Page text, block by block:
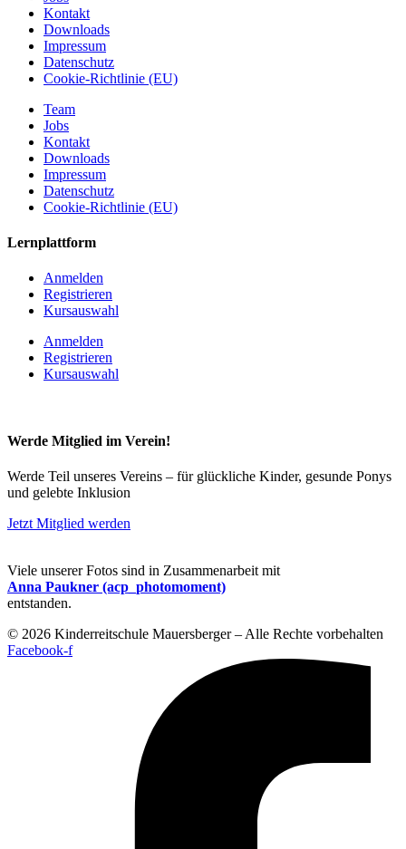
Kontakt
Downloads
Impressum
Datenschutz
Cookie-Richtlinie (EU)
Team
Jobs
Kontakt
Downloads
Impressum
Datenschutz
Cookie-Richtlinie (EU)
Lernplattform
Anmelden
Registrieren
Kursauswahl
Anmelden
Registrieren
Kursauswahl
Werde Mitglied im Verein!
Werde Teil unseres Vereins – für glückliche Kinder, gesunde Ponys
und gelebte Inklusion
Jetzt Mitglied werden
Viele unserer Fotos sind in Zusammenarbeit mit
Anna Paukner (acp_photomoment)
entstanden.
© 2026 Kinderreitschule Mauersberger – Alle Rechte vorbehalten
Facebook-f